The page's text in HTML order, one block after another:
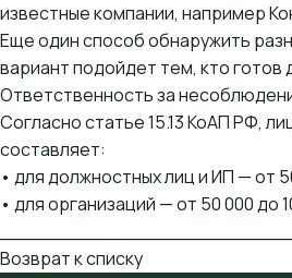
известные компании, например
Еще один способ обнаружить
вариант подойдет тем, кто готов
Ответственность за
Согласно статье 15.13 КоАП РФ,
составляет:
• для должностных лиц и ИП — от
• для организаций — от 50 000 до
Возврат к списку